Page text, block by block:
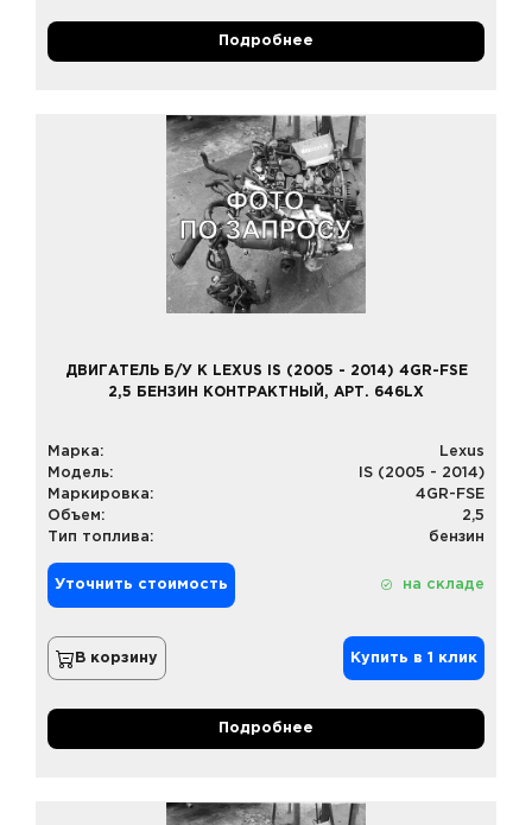
Подробнее
ДВИГАТЕЛЬ Б/У К LEXUS IS (2005 - 2014) 4GR-FSE
2,5 БЕНЗИН КОНТРАКТНЫЙ, АРТ. 646LX
Марка:
Lexus
Модель:
IS (2005 - 2014)
Маркировка:
4GR-FSE
Объем:
2,5
Тип топлива:
бензин
Уточнить стоимость на складе
В корзину Купить в 1 клик
Подробнее